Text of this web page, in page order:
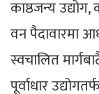
काष्ठजन्य
वन पैदावारमा
स्वचालित
पूर्वाधार